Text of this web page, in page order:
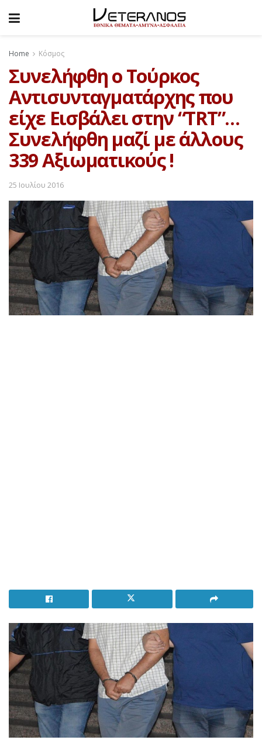
Home Κόσμος
Συνελήφθη ο Τούρκος
Αντισυνταγματάρχης που
είχε Εισβάλει στην “TRT”…
Συνελήφθη μαζί με άλλους
339 Αξιωματικούς !
25 Ιουλίου 2016